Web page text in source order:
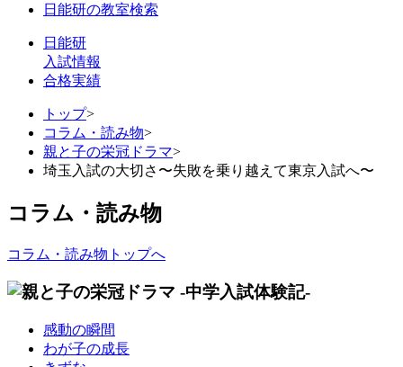
日能研の教室検索
日能研
入試情報
合格実績
トップ>
コラム・読み物>
親と子の栄冠ドラマ>
埼玉入試の大切さ〜失敗を乗り越えて東京入試へ〜
コラム・読み物
コラム・読み物トップへ
感動の瞬間
わが子の成長